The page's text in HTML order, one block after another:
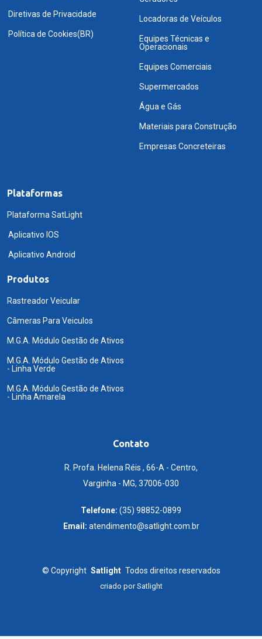
Diretivas de Privacidade
Política de Cookies(BR)
Locadoras de Veículos
Equipes Técnicas e
Operacionais
Equipes Comerciais
Supermercados
Água e Gás
Materiais para Construção
Empresas Concreteiras
Plataformas
Plataforma SatLight
Aplicativo IOS
Aplicativo Android
Produtos
Rastreador Veicular
Câmeras Para Veiculos
M.G.A. Módulo Gestão de Ativos
M.G.A. Módulo Gestão de Ativos
- Linha Verde
M.G.A. Módulo Gestão de Ativos
- Linha Amarela
Contato
R. Profa. Helena Réis , 66-A - Centro,
Varginha - MG, 37006-030
Telefone: (35) 98852-0899
Email: atendimento@satlight.com.br
© Copyright Satlight Todos direitos reservados
criado porSatlight